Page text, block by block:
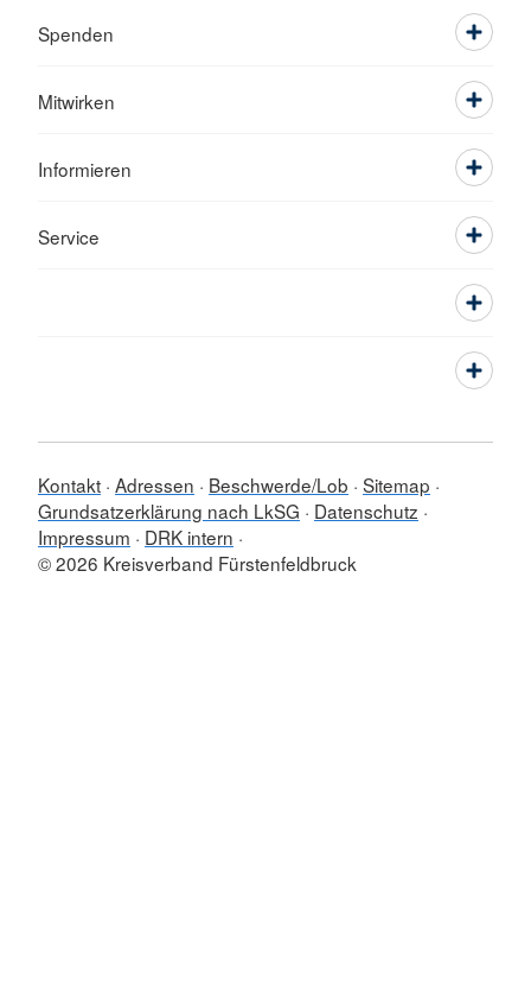
Spenden
Mitwirken
Informieren
Service
Kontakt Adressen Beschwerde/Lob Sitemap
Grundsatzerklärung nach LkSG
Datenschutz
Impressum
DRK intern
© 2026 Kreisverband Fürstenfeldbruck